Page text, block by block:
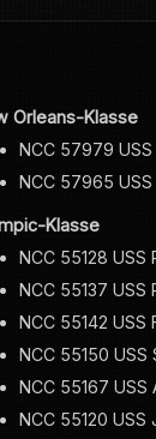
Orleans-Klasse
NCC 57979
NCC 57965
Klasse
NCC 55128 USS
NCC 55137 USS
NCC 55142 USS
NCC 55150 USS
NCC 55167 USS
NCC 55120 USS